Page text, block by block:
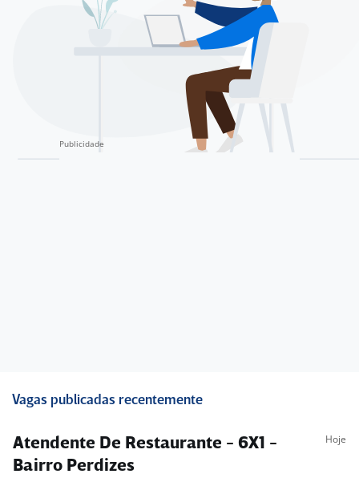
Vagas publicadas recentemente
Atendente De Restaurante - 6X1 -
Bairro Perdizes
Hoje